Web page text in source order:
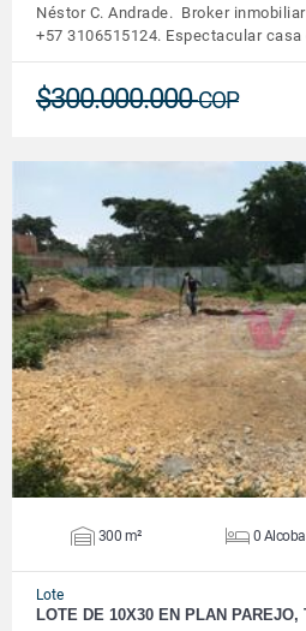
Néstor C. Andrade. Broker
+57 3106515124. Espectacular
$300.000.000COP
VER
300 m² 0
Lote
LOTE DE 10X30 EN PLAN PAREJO,